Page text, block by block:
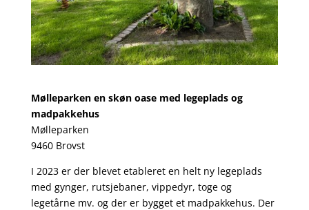
Mølleparken en skøn oase med legeplads og
madpakkehus
Mølleparken
9460 Brovst
I 2023 er der blevet etableret en helt ny legeplads
med gynger, rutsjebaner, vippedyr, toge og
legetårne mv. og der er bygget et madpakkehus. Der